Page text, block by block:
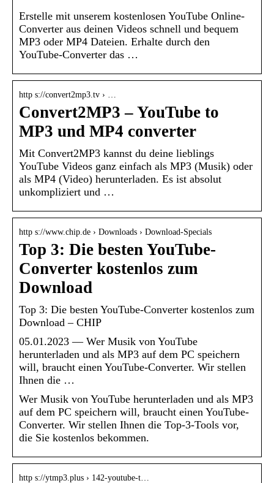
Erstelle mit unserem kostenlosen YouTube Online-
Converter aus deinen Videos schnell und bequem
MP3 oder MP4 Dateien. Erhalte durch den
YouTube-Converter das …
http s://convert2mp3.tv › …
Convert2MP3 – YouTube to
MP3 und MP4 converter
Mit Convert2MP3 kannst du deine lieblings
YouTube Videos ganz einfach als MP3 (Musik) oder
als MP4 (Video) herunterladen. Es ist absolut
unkompliziert und …
http s://www.chip.de › Downloads › Download-Specials
Top 3: Die besten YouTube-
Converter kostenlos zum
Download
Top 3: Die besten YouTube-Converter kostenlos zum
Download – CHIP
05.01.2023 — Wer Musik von YouTube
herunterladen und als MP3 auf dem PC speichern
will, braucht einen YouTube-Converter. Wir stellen
Ihnen die …
Wer Musik von YouTube herunterladen und als MP3
auf dem PC speichern will, braucht einen YouTube-
Converter. Wir stellen Ihnen die Top-3-Tools vor,
die Sie kostenlos bekommen.
http s://ytmp3.plus › 142-youtube-t…